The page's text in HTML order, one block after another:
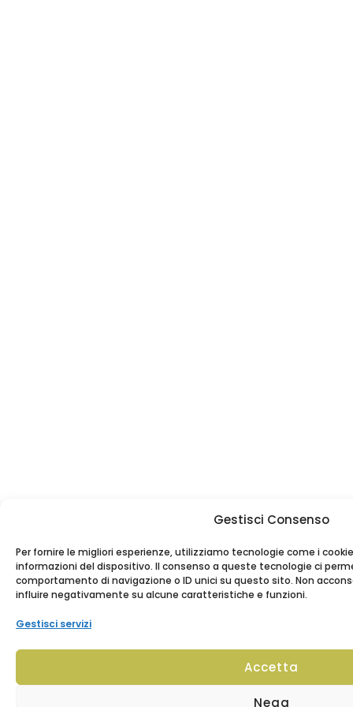
Gestisci Consenso
Per fornire le migliori esperienze, utilizziamo tecnologie come i
informazioni del dispositivo. Il consenso a queste tecnologie ci
comportamento di navigazione o ID unici su questo sito. Non
influire negativamente su alcune caratteristiche e funzioni.
Gestisci servizi
Accetta
Nega